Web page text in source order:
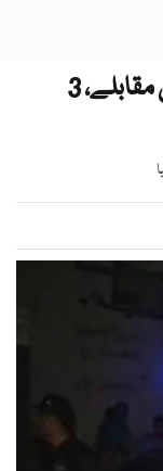
کراچی، مختلف علاقوں میں پولیس مقابلے، 3